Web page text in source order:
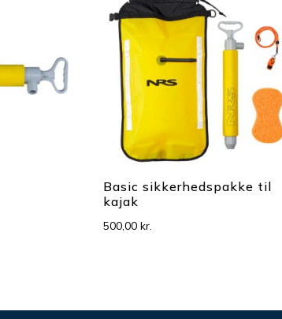
Basic sikkerhedspakke til
kajak
500,00kr.